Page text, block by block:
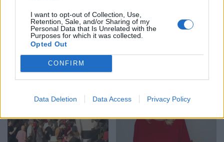
I want to opt-out of Collection, Use,
Retention, Sale, and/or Sharing of my
Personal Data that Is Unrelated with the
Purposes for which it was collected.
Opted Out
CONFIRM
Data Deletion Data Access Privacy Policy
Zelensky rikonfirmon në
Serbi qëndrimin për
Kosovën, deputeti
ukrainas: Gabim
diplomatik, Ukraina duhet
Vihet nën kontroll zjarri në